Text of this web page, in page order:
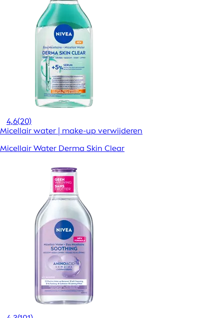
4,6(20)
Micellair water | make-up verwijderen
Micellair Water Derma Skin Clear